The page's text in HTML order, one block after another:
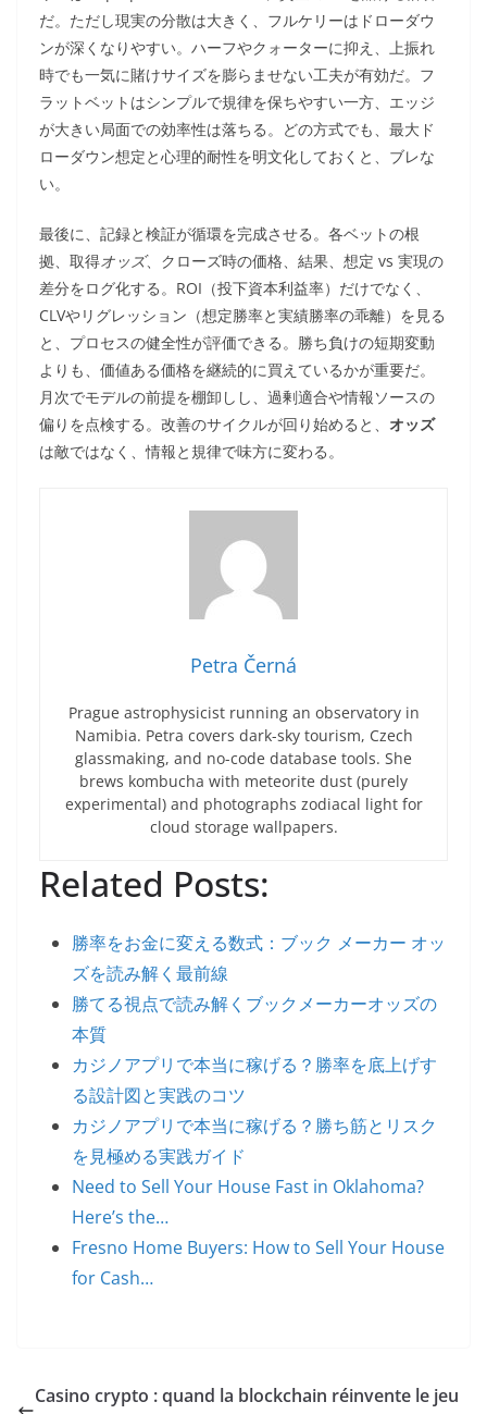
だ。ただし現実の分散は大きく、フルケリーはドローダウ
ンが深くなりやすい。ハーフやクォーターに抑え、上振れ
時でも一気に賭けサイズを膨らませない工夫が有効だ。フ
ラットベットはシンプルで規律を保ちやすい一方、エッジ
が大きい局面での効率性は落ちる。どの方式でも、最大ド
ローダウン想定と心理的耐性を明文化しておくと、ブレな
い。
最後に、記録と検証が循環を完成させる。各ベットの根
拠、取得オッズ、クローズ時の価格、結果、想定 vs 実現の
差分をログ化する。ROI（投下資本利益率）だけでなく、
CLVやリグレッション（想定勝率と実績勝率の乖離）を見る
と、プロセスの健全性が評価できる。勝ち負けの短期変動
よりも、価値ある価格を継続的に買えているかが重要だ。
月次でモデルの前提を棚卸しし、過剰適合や情報ソースの
偏りを点検する。改善のサイクルが回り始めると、 オッズ
は敵ではなく、情報と規律で味方に変わる。
Petra Černá
Prague astrophysicist running an observatory in
Namibia. Petra covers dark-sky tourism, Czech
glassmaking, and no-code database tools. She
brews kombucha with meteorite dust (purely
experimental) and photographs zodiacal light for
cloud storage wallpapers.
Related Posts:
勝率をお金に変える数式：ブック メーカー オッ
ズを読み解く最前線
勝てる視点で読み解くブックメーカーオッズの
本質
カジノアプリで本当に稼げる？勝率を底上げす
る設計図と実践のコツ
カジノアプリで本当に稼げる？勝ち筋とリスク
を見極める実践ガイド
Need to Sell Your House Fast in Oklahoma?
Here’s the…
Fresno Home Buyers: How to Sell Your House
for Cash…
Casino crypto : quand la blockchain réinvente le jeu